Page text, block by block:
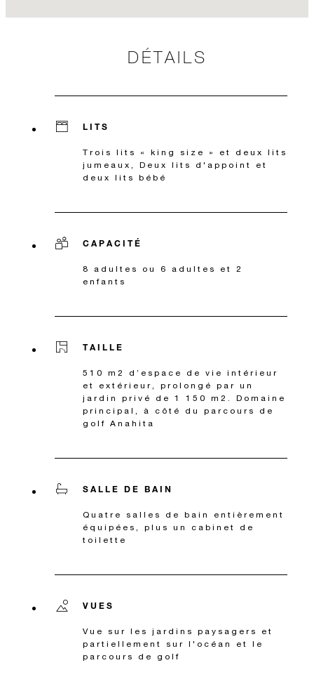
DÉTAILS
LITS
Trois lits « king size » et deux lits
jumeaux, Deux lits d'appoint et
deux lits bébé
CAPACITÉ
8 adultes ou 6 adultes et 2
enfants
TAILLE
510 m2 d’espace de vie intérieur
et extérieur, prolongé par un
jardin privé de 1 150 m2. Domaine
principal, à côté du parcours de
golf Anahita
SALLE DE BAIN
Quatre salles de bain entièrement
équipées, plus un cabinet de
toilette
VUES
Vue sur les jardins paysagers et
partiellement sur l'océan et le
parcours de golf